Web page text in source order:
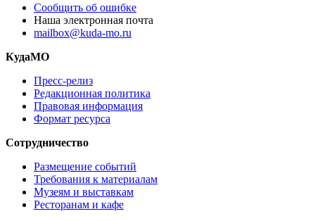
Сообщить об ошибке
Наша электронная почта
mailbox@kuda-mo.ru
КудаМО
Пресс-релиз
Редакционная политика
Правовая информация
Формат ресурса
Сотрудничество
Размещение событий
Требования к материалам
Музеям и выставкам
Ресторанам и кафе